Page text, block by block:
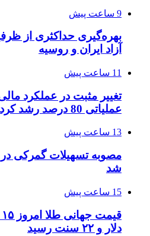
9 ساعت پیش
بهره‌گیری حداکثری از
آزاد ایران و روسیه
11 ساعت پیش
تغییر مثبت در عملکرد
عملیاتی 80 درصد رشد کرد
13 ساعت پیش
مصوبه تسهیلات گمرکی
شد
15 ساعت پیش
دلار و ۲۲ سنت رسید